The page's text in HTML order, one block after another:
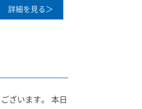
詳細を見る＞
ざいます。 本日